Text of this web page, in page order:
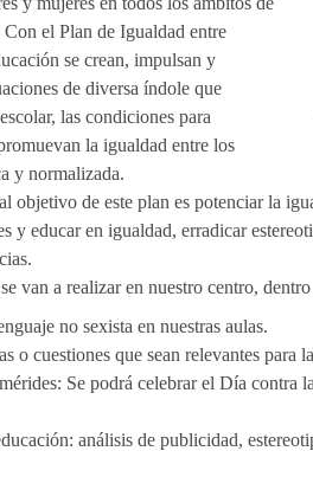
el Plan de Igualdad entre
se crean, impulsan y
de diversa índole que
las condiciones para
la igualdad entre los
y normalizada.
objetivo de este plan es potenciar la
y educar en igualdad, erradicar
van a realizar en nuestro centro,
no sexista en nuestras aulas.
o cuestiones que sean relevantes para
Se podrá celebrar el Día contra
análisis de publicidad,